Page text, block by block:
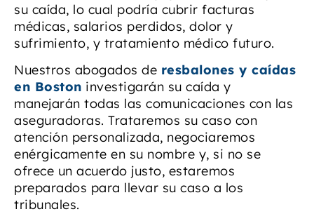
su caída, lo cual podría cubrir facturas
médicas, salarios perdidos, dolor y
sufrimiento, y tratamiento médico futuro.
Nuestros abogados de resbalones y caídas
en Boston investigarán su caída y
manejarán todas las comunicaciones con las
aseguradoras. Trataremos su caso con
atención personalizada, negociaremos
enérgicamente en su nombre y, si no se
ofrece un acuerdo justo, estaremos
preparados para llevar su caso a los
tribunales.